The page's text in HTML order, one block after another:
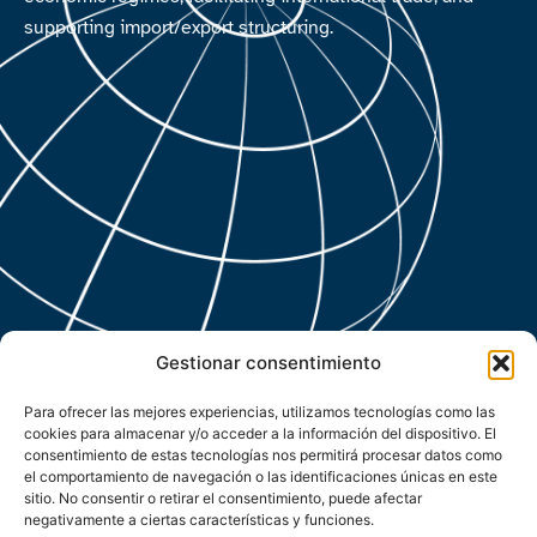
Gestionar consentimiento
Para ofrecer las mejores experiencias, utilizamos tecnologías como las
cookies para almacenar y/o acceder a la información del dispositivo. El
consentimiento de estas tecnologías nos permitirá procesar datos como
el comportamiento de navegación o las identificaciones únicas en este
sitio. No consentir o retirar el consentimiento, puede afectar
negativamente a ciertas características y funciones.
supporting import/export structuring.